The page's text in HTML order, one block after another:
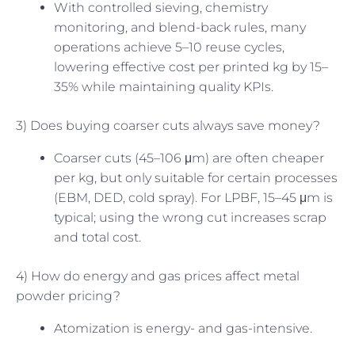
With controlled sieving, chemistry
monitoring, and blend-back rules, many
operations achieve 5–10 reuse cycles,
lowering effective cost per printed kg by 15–
35% while maintaining quality KPIs.
3) Does buying coarser cuts always save money?
Coarser cuts (45–106 μm) are often cheaper
per kg, but only suitable for certain processes
(EBM, DED, cold spray). For LPBF, 15–45 μm is
typical; using the wrong cut increases scrap
and total cost.
4) How do energy and gas prices affect metal
powder pricing?
Atomization is energy- and gas-intensive.